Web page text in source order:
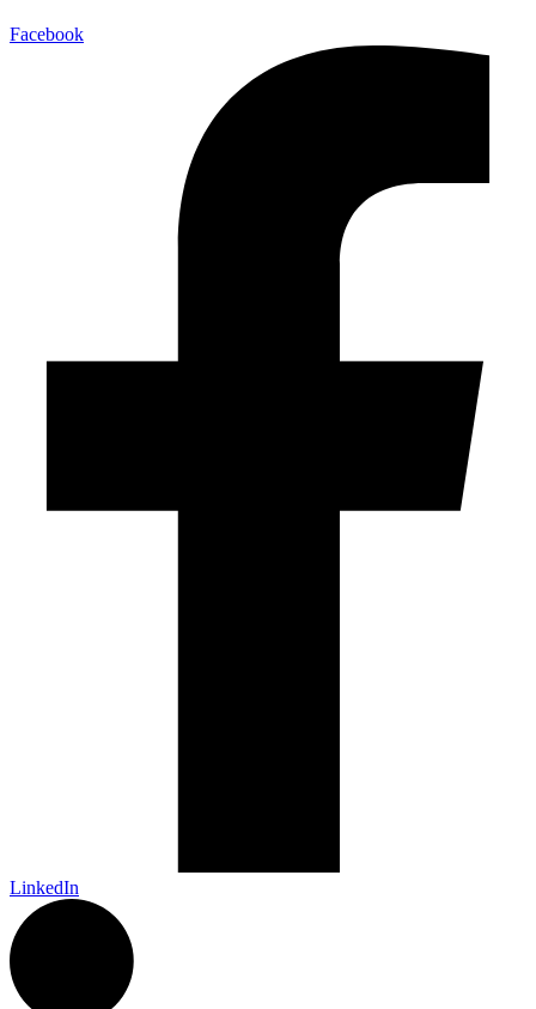
Facebook
LinkedIn